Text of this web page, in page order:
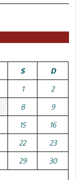
S D
1 2
8 9
15 16
22 23
29 30